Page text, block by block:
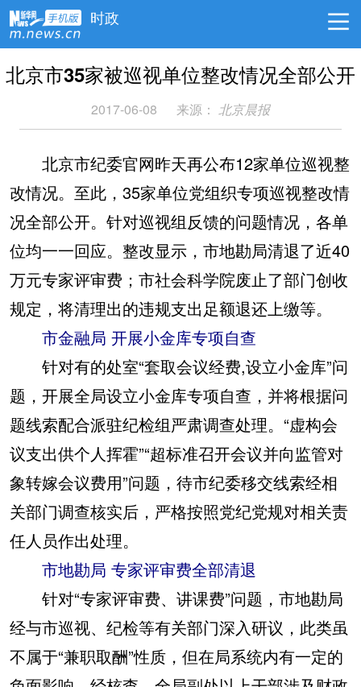
时政
北京市35家被巡视单位整改情况全部公开
2017-06-08 来源： 北京晨报
北京市纪委官网昨天再公布12家单位巡视整
改情况。至此，35家单位党组织专项巡视整改情
况全部公开。针对巡视组反馈的问题情况，各单
位均一一回应。整改显示，市地勘局清退了近40
万元专家评审费；市社会科学院废止了部门创收
规定，将清理出的违规支出足额退还上缴等。
市金融局 开展小金库专项自查
针对有的处室“套取会议经费,设立小金库”问
题，开展全局设立小金库专项自查，并将根据问
题线索配合派驻纪检组严肃调查处理。“虚构会
议支出供个人挥霍”“超标准召开会议并向监管对
象转嫁会议费用”问题，待市纪委移交线索经相
关部门调查核实后，严格按照党纪党规对相关责
任人员作出处理。
市地勘局 专家评审费全部清退
针对“专家评审费、讲课费”问题，市地勘局
经与市巡视、纪检等有关部门深入研议，此类虽
不属于“兼职取酬”性质，但在局系统内有一定的